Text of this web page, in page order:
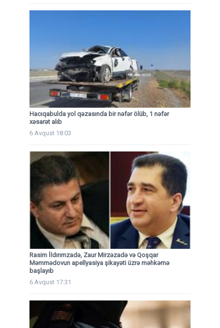
Hacıqabulda yol qəzasında bir nəfər ölüb, 1 nəfər
xəsarət alıb
6 Avqust 18:03
Rasim İldırımzadə, Zaur Mirzəzadə və Qoşqar
Məmmədovun apellyasiya şikayəti üzrə məhkəmə
başlayıb
6 Avqust 17:31